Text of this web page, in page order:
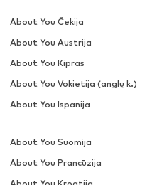
About You Čekija
About You Austrija
About You Kipras
About You Vokietija (anglų k.)
About You Ispanija
About You Suomija
About You Prancūzija